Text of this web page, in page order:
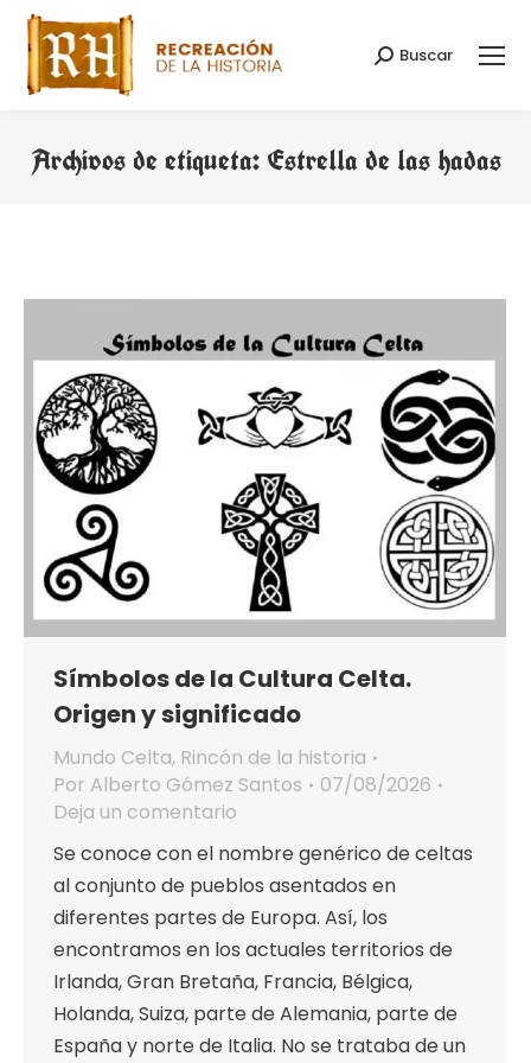
Buscar:
Buscar
Archivos de etiqueta: Estrella de las hadas
Símbolos de la Cultura Celta.
Origen y significado
Mundo Celta, Rincón de la historia
Por Alberto Gómez Santos
07/08/2026
Deja un comentario
Se conoce con el nombre genérico de celtas
al conjunto de pueblos asentados en
diferentes partes de Europa. Así, los
encontramos en los actuales territorios de
Irlanda, Gran Bretaña, Francia, Bélgica,
Holanda, Suiza, parte de Alemania, parte de
España y norte de Italia. No se trataba de un